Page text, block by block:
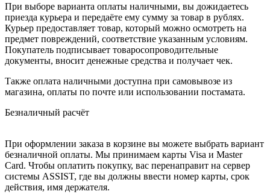
При выборе варианта оплаты наличными, вы дожидаетесь
приезда курьера и передаёте ему сумму за товар в рублях.
Курьер предоставляет товар, который можно осмотреть на
предмет повреждений, соответствие указанным условиям.
Покупатель подписывает товаросопроводительные
документы, вносит денежные средства и получает чек.
Также оплата наличными доступна при самовывозе из
магазина, оплаты по почте или использовании постамата.
Безналичный расчёт
При оформлении заказа в корзине вы можете выбрать вариант
безналичной оплаты. Мы принимаем карты Visa и Master
Card. Чтобы оплатить покупку, вас перенаправит на сервер
системы ASSIST, где вы должны ввести номер карты, срок
действия, имя держателя.